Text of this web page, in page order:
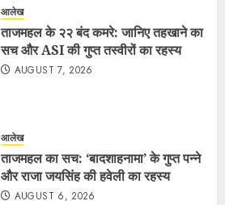
आलेख
ताजमहल के २२ बंद कमरे: जानिए तहखाने का
सच और ASI की गुप्त तस्वीरों का रहस्य
AUGUST 7, 2026
आलेख
ताजमहल का सच: ‘बादशाहनामा’ के गुप्त पन्ने
और राजा जयसिंह की हवेली का रहस्य
AUGUST 6, 2026